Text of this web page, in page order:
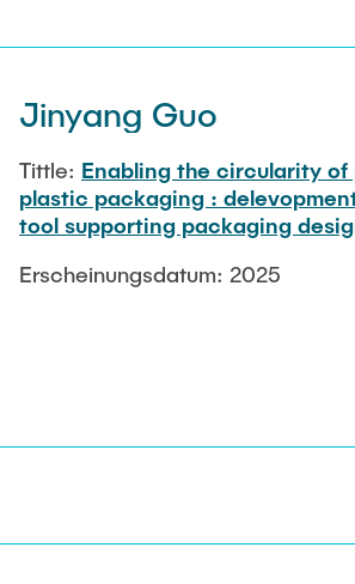
Abgeschlossene Projekte
Partner
Ausstattung
KONTAKT
INTRANET
Jinyang Guo
Tittle: Enabling the circularity
plastic packaging :
tool supporting packaging
Erscheinungsdatum: 2025